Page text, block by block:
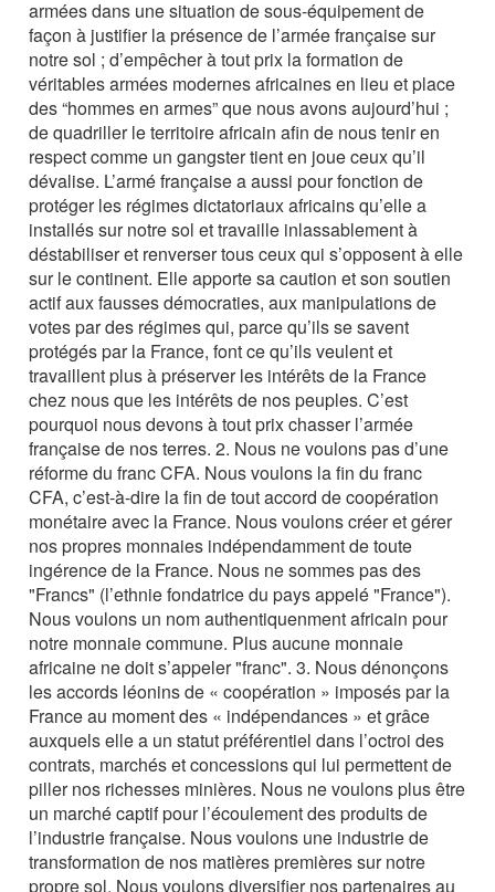
armées dans une situation de sous-équipement de
façon à justifier la présence de l’armée française sur
notre sol ; d’empêcher à tout prix la formation de
véritables armées modernes africaines en lieu et place
des “hommes en armes” que nous avons aujourd’hui ;
de quadriller le territoire africain afin de nous tenir en
respect comme un gangster tient en joue ceux qu’il
dévalise. L’armé française a aussi pour fonction de
protéger les régimes dictatoriaux africains qu’elle a
installés sur notre sol et travaille inlassablement à
déstabiliser et renverser tous ceux qui s’opposent à elle
sur le continent. Elle apporte sa caution et son soutien
actif aux fausses démocraties, aux manipulations de
votes par des régimes qui, parce qu’ils se savent
protégés par la France, font ce qu’ils veulent et
travaillent plus à préserver les intérêts de la France
chez nous que les intérêts de nos peuples. C’est
pourquoi nous devons à tout prix chasser l’armée
française de nos terres. 2. Nous ne voulons pas d’une
réforme du franc CFA. Nous voulons la fin du franc
CFA, c’est-à-dire la fin de tout accord de coopération
monétaire avec la France. Nous voulons créer et gérer
nos propres monnaies indépendamment de toute
ingérence de la France. Nous ne sommes pas des
"Francs" (l’ethnie fondatrice du pays appelé "France").
Nous voulons un nom authentiquenment africain pour
notre monnaie commune. Plus aucune monnaie
africaine ne doit s’appeler "franc". 3. Nous dénonçons
les accords léonins de « coopération » imposés par la
France au moment des « indépendances » et grâce
auxquels elle a un statut préférentiel dans l’octroi des
contrats, marchés et concessions qui lui permettent de
piller nos richesses minières. Nous ne voulons plus être
un marché captif pour l’écoulement des produits de
l’industrie française. Nous voulons une industrie de
transformation de nos matières premières sur notre
propre sol. Nous voulons diversifier nos partenaires au